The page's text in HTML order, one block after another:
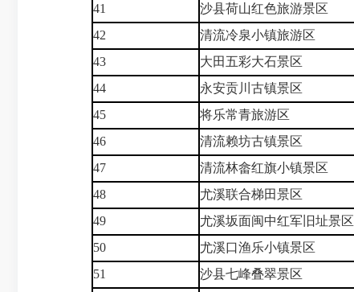
41
沙县荷山红色旅游景区
42
清流冷泉小镇旅游区
43
大田五彩大石景区
44
永安贡川古镇景区
45
将乐常青旅游区
46
清流赖坊古镇景区
47
清流林畲红旗小镇景区
48
尤溪联合梯田景区
49
尤溪坂面闽中红军旧址景区
50
尤溪口渔乐小镇景区
51
沙县七峰叠翠景区